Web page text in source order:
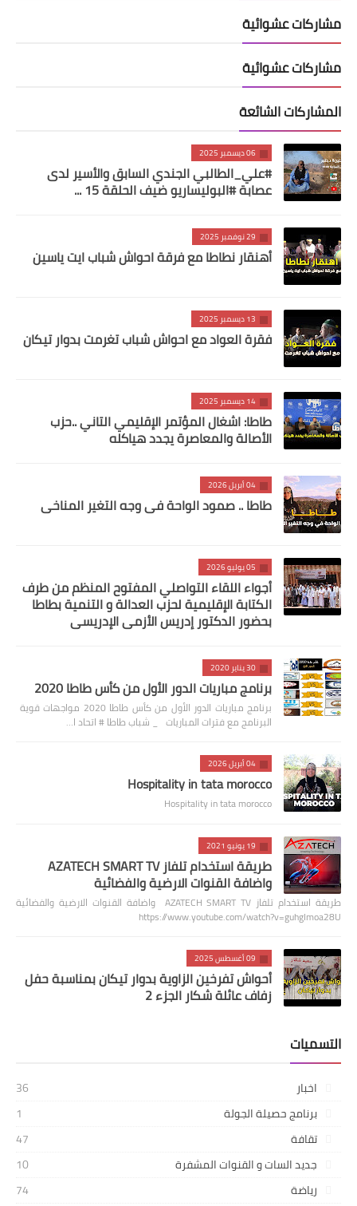
مشاركات عشوائية
مشاركات عشوائية
المشاركات الشائعة
06 ديسمبر 2025
#علي_الطالبي الجندي السابق والأسير لدى
عصابة #البوليساريو ضيف الحلقة 15 ...
29 نوفمبر 2025
أهنقار نطاطا مع فرقة احواش شباب ايت ياسين
13 ديسمبر 2025
فقرة العواد مع احواش شباب تغرمت بدوار تيكان
14 ديسمبر 2025
طاطا: اشغال المؤتمر الإقليمي التاني ..حزب
الأصالة والمعاصرة يجدد هياكله
04 أبريل 2026
طاطا .. صمود الواحة في وجه التغير المناخي
05 يوليو 2026
أجواء اللقاء التواصلي المفتوح المنظم من طرف
الكتابة الإقليمية لحزب العدالة و التنمية بطاطا
بحضور الدكتور إدريس الأزمي الإدريسي
30 يناير 2020
برنامج مباريات الدور الأول من كأس طاطا 2020
برنامج مباريات الدور الأول من كأس طاطا 2020 مواجهات قوية
البرنامج مع فترات المباريات _ شباب طاطا # اتحاد ا…
04 أبريل 2026
Hospitality in tata morocco
Hospitality in tata morocco
19 يونيو 2021
طريقة استخدام تلفاز AZATECH SMART TV
واضافة القنوات الارضية والفضائية
طريقة استخدام تلفاز AZATECH SMART TV واضافة القنوات الارضية والفضائية
https://www.youtube.com/watch?v=guhgImoa28U
09 أغسطس 2025
أحواش تفرخين الزاوية بدوار تيكان بمناسبة حفل
زفاف عائلة شكار الجزء 2
التسميات
اخبار
36
برنامج حصيلة الجولة
1
تقافة
47
جديد السات و القنوات المشفرة
10
رياضة
74